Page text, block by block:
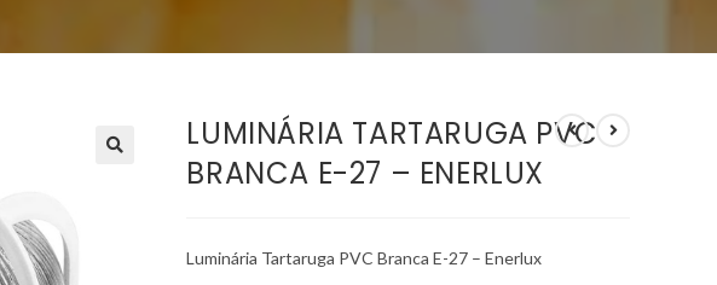
LUMINÁRIA TARTARUGA PVC
BRANCA E-27 – ENERLUX
Luminária Tartaruga PVC Branca E-27 – Enerlux